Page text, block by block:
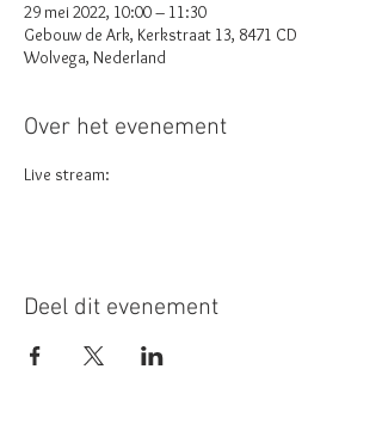
29 mei 2022, 10:00 – 11:30
Gebouw de Ark, Kerkstraat 13, 8471 CD
Wolvega, Nederland
Over het evenement
Live stream:
Deel dit evenement